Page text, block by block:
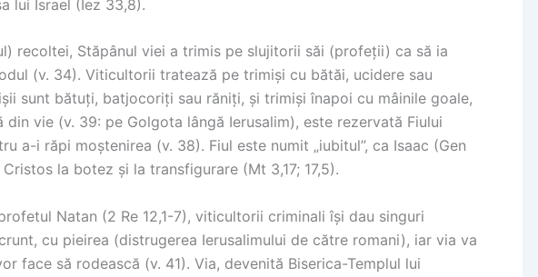
lui Israel (Iez 33,8).
recoltei, Stăpânul viei a trimis pe slujitorii săi (profeții) ca să ia
(v. 34). Viticultorii tratează pe trimiși cu bătăi, ucidere sau
sunt bătuți, batjocoriți sau răniți, și trimiși înapoi cu mâinile goale,
vie (v. 39: pe Golgota lângă Ierusalim), este rezervată Fiului
a-i răpi moștenirea (v. 38). Fiul este numit „iubitul”, ca Isaac (Gen
la botez și la transfigurare (Mt 3,17; 17,5).
Natan (2 Re 12,1-7), viticultorii criminali își dau singuri
cu pieirea (distrugerea Ierusalimului de către romani), iar via va
face să rodească (v. 41). Via, devenită Biserica-Templul lui